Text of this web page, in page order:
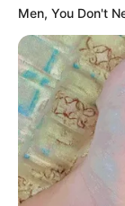
Men, You Don't